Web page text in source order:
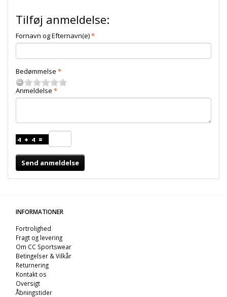
Tilføj anmeldelse:
Fornavn og Efternavn(e)
Bedømmelse
Anmeldelse
Send anmeldelse
INFORMATIONER
Fortrolighed
Fragt og levering
Om CC Sportswear
Betingelser & Vilkår
Returnering
Kontakt os
Oversigt
Åbningstider